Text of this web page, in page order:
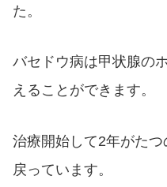
た。
バセドウ病は甲状腺の
えることができます。
治療開始して2年がた
戻っています。